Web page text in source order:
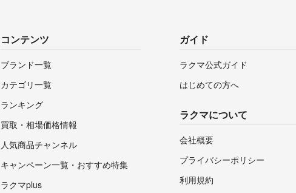
コンテンツ
ブランド一覧
カテゴリ一覧
ランキング
買取・相場価格情報
人気商品チャンネル
キャンペーン一覧・おすすめ特集
ラクマplus
ガイド
ラクマ公式ガイド
はじめての方へ
ラクマについて
会社概要
プライバシーポリシー
利用規約